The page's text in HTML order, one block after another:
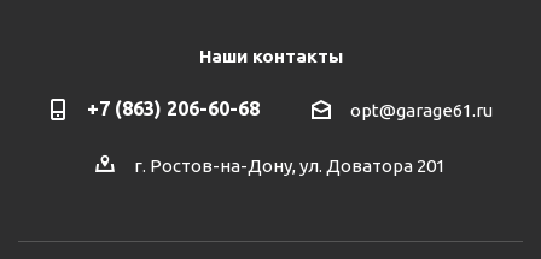
Наши контакты
+7 (863) 206-60-68 opt@garage61.ru
г. Ростов-на-Дону, ул. Доватора 201